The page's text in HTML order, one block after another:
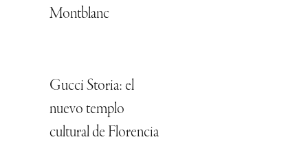
Montblanc
Gucci Storia: el
nuevo templo
cultural de Florencia